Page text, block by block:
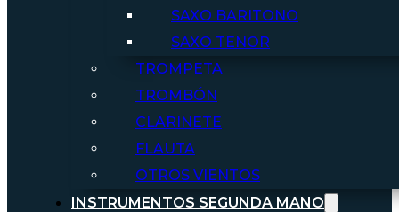
SAXO BARITONO
SAXO TENOR
TROMPETA
TROMBÓN
CLARINETE
FLAUTA
OTROS VIENTOS
INSTRUMENTOS SEGUNDA MANO